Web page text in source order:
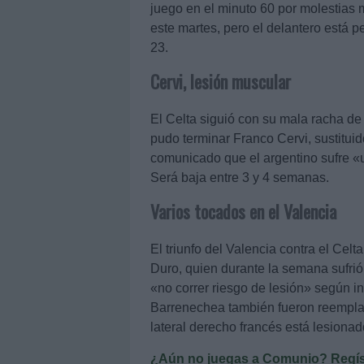
juego en el minuto 60 por molestias
este martes, pero el delantero está
23.
Cervi, lesión muscular
El Celta siguió con su mala racha
pudo terminar Franco Cervi,
comunicado que el argentino sufre
Será baja entre 3 y 4 semanas.
Varios tocados en el Valencia
El triunfo del Valencia contra el
Duro, quien durante la semana
«no correr riesgo de lesión» según
Barrenechea también fueron
lateral derecho francés está
¿Aún no juegas a Comunio?